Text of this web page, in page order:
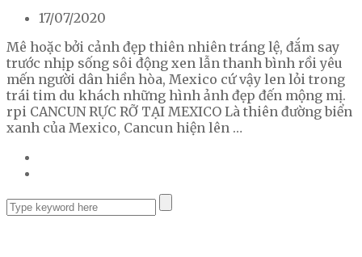
17/07/2020
Mê hoặc bởi cảnh đẹp thiên nhiên tráng lệ, đắm say
trước nhịp sống sôi động xen lẫn thanh bình rồi yêu
mến người dân hiền hòa, Mexico cứ vậy len lỏi trong
trái tim du khách những hình ảnh đẹp đến mộng mị.
rpi CANCUN RỰC RỠ TẠI MEXICO Là thiên đường biển
xanh của Mexico, Cancun hiện lên …